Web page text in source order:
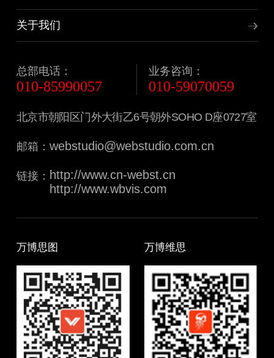
关于我们
总部电话：
010-85990057
业务咨询：
010-59070059
北京市朝阳区门外大街乙6号朝外SOHO D座0727室
邮箱： webstudio@webstudio.com.cn
链接： http://www.cn-webst.cn
http://www.wbvis.com
万博思图 万博维思